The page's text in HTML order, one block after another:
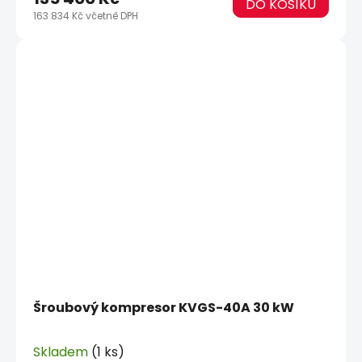
163 834 Kč včetně DPH
DO KOŠÍKU
Šroubový kompresor KVGS-40A 30 kW
Skladem (1 ks)